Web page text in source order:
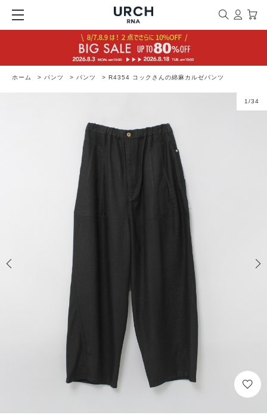
ホーム > パンツ > パンツ > R4354 コックさんの綿麻カルゼパンツ
1 /34